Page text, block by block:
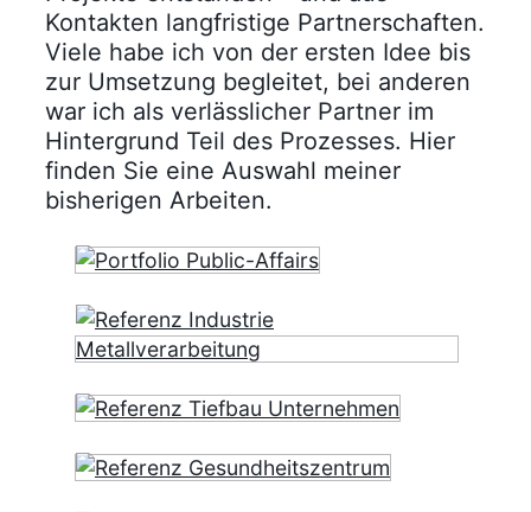
Kontakten langfristige Partnerschaften.
Viele habe ich von der ersten Idee bis
zur Umsetzung begleitet, bei anderen
war ich als verlässlicher Partner im
Hintergrund Teil des Prozesses. Hier
finden Sie eine Auswahl meiner
bisherigen Arbeiten.